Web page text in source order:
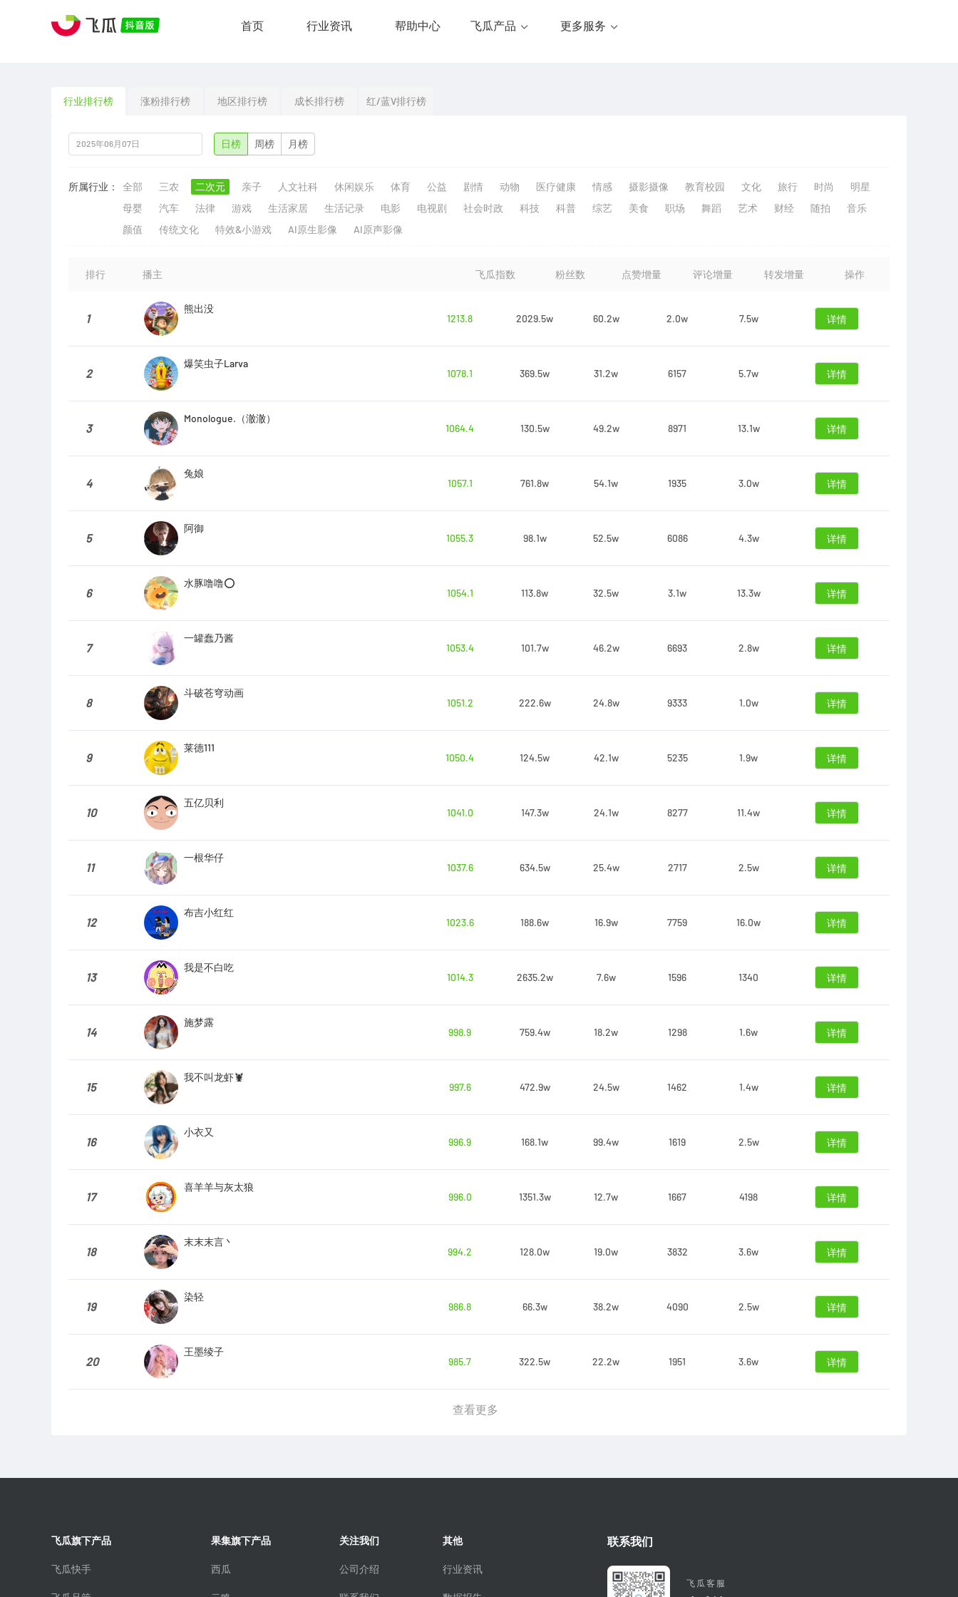
首页 行业资讯 帮助中心 飞瓜产品 更多服务
行业排行榜 涨粉排行榜 地区排行榜 成长排行榜 红/蓝V排行榜
日榜 周榜 月榜
所属行业： 全部 三农 二次元 亲子 人文社科 休闲娱乐 体育 公益 剧情 动物 医疗健康 情感 摄影摄像 教育校园 文化 旅行 时尚
明星
母婴
汽车 法律 游戏 生活家居 生活记录 电影 电视剧 社会时政 科技 科普 综艺 美食 职场 舞蹈 艺术 财经 随拍
音乐
颜值
传统文化 特效&小游戏 AI原生影像 AI原声影像
排行 播主 飞瓜指数 粉丝数 点赞增量 评论增量 转发增量 操作
1
熊出没
1213.8
2029.5w 60.2w 2.0w 7.5w 详情
2
爆笑虫子Larva
1078.1
369.5w 31.2w 6157 5.7w 详情
3
Monologue.（澈澈）
1064.4
130.5w 49.2w 8971 13.1w 详情
4
兔娘
1057.1
761.8w 54.1w 1935 3.0w 详情
5
阿御
1055.3
98.1w 52.5w 6086 4.3w 详情
6
水豚噜噜⭕️
1054.1
113.8w 32.5w 3.1w 13.3w 详情
7
一罐蠢乃酱
1053.4
101.7w 46.2w 6693 2.8w 详情
8
斗破苍穹动画
1051.2
222.6w 24.8w 9333 1.0w 详情
9
莱德111
1050.4
124.5w 42.1w 5235 1.9w 详情
10
五亿贝利
1041.0
147.3w 24.1w 8277 11.4w 详情
11
一根华仔
1037.6
634.5w 25.4w 2717 2.5w 详情
12
布吉小红红
1023.6
188.6w 16.9w 7759 16.0w 详情
13
我是不白吃
1014.3
2635.2w 7.6w 1596 1340 详情
14
施梦露
998.9
759.4w 18.2w 1298 1.6w 详情
15
我不叫龙虾🦞
997.6
472.9w 24.5w 1462 1.4w 详情
16
小衣又
996.9
168.1w 99.4w 1619 2.5w 详情
17
喜羊羊与灰太狼
996.0
1351.3w 12.7w 1667 4198 详情
18
末末末言丶
994.2
128.0w 19.0w 3832 3.6w 详情
19
染轻
986.8
66.3w 38.2w 4090 2.5w 详情
20
王墨绫子
985.7
322.5w 22.2w 1951 3.6w 详情
查看更多
飞瓜旗下产品
飞瓜快手
果集旗下产品
西瓜
关注我们
公司介绍
其他
行业资讯
联系我们
飞瓜客服